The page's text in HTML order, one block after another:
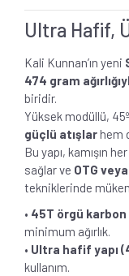
Ultra Hafif,
Kali Kunnan’ın yeni
474 gram
biridir.
Yüksek modüllü,
güçlü atışlar hem
Bu yapı, kamışın
sağlar ve OTG
tekniklerinde
• 45T örgü karbon
minimum ağırlık.
• Ultra hafif yapı
kullanım.